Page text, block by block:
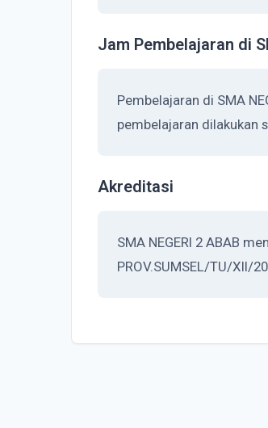
Jam Pembelajaran di
Pembelajaran di SMA
pembelajaran dilakukan
Akreditasi
SMA NEGERI 2 ABAB
PROV.SUMSEL/TU/XII/